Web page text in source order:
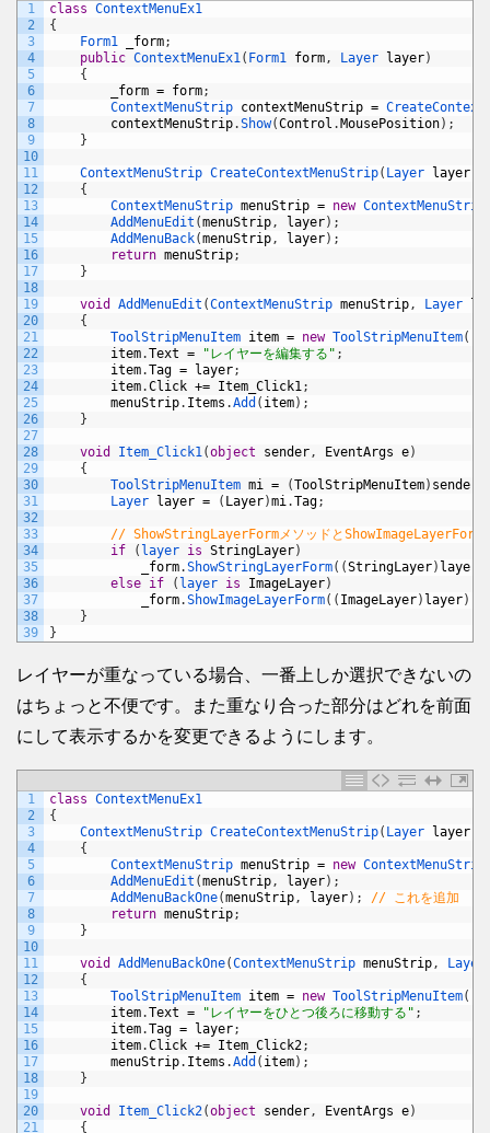
1
2
3
4
5
6
7
8
9
10
11
12
13
14
15
16
17
18
19
20
21
22
23
24
25
26
27
28
29
30
31
32
33
34
35
36
37
38
39
class ContextMenuEx1
{
Form1
_form;
public ContextMenuEx1( Form1 form, Layer layer)
{
_form = form;
ContextMenuStrip contextMenuStrip =
contextMenuStrip.Show(Control . MousePosition) ;
}
ContextMenuStrip CreateContextMenuStrip( Layer layer
{
ContextMenuStrip menuStrip = new ContextMenuStrip
AddMenuEdit (menuStrip, layer) ;
AddMenuBack(menuStrip, layer) ;
return menuStrip;
}
void AddMenuEdit (ContextMenuStrip menuStrip, Layer
{
ToolStripMenuItem item = new ToolStripMenuItem(
item.Text = "レイヤーを編集する" ;
item.Tag = layer;
item.Click += Item_Click1;
menuStrip. Items .Add ( item) ;
}
void Item_Click1(object sender, EventArgs e)
{
ToolStripMenuItem mi = (ToolStripMenuItem) sender
Layer
layer = ( Layer)mi.Tag;
// ShowStringLayerFormメソッドとShowImageLayerForm
if
( layer is StringLayer)
_form.ShowStringLayerForm( (StringLayer) layer
else if ( layer is ImageLayer)
_form.ShowImageLayerForm( ( ImageLayer) layer)
}
}
レイヤーが重なっている場合、一番上しか選択できないの
はちょっと不便です。また重なり合った部分はどれを前面
にして表示するかを変更できるようにします。
1
2
3
4
5
6
7
8
9
10
11
12
13
14
15
16
17
18
19
20
21
class ContextMenuEx1
{
ContextMenuStrip CreateContextMenuStrip( Layer layer
{
ContextMenuStrip menuStrip = new ContextMenuStrip
AddMenuEdit (menuStrip, layer) ;
AddMenuBackOne(menuStrip, layer) ;
// これを追加
return menuStrip;
}
void AddMenuBackOne(ContextMenuStrip menuStrip,
{
ToolStripMenuItem item = new ToolStripMenuItem(
item.Text = "レイヤーをひとつ後ろに移動する" ;
item.Tag = layer;
item.Click += Item_Click2;
menuStrip. Items .Add ( item) ;
}
void Item_Click2(object sender, EventArgs e)
{